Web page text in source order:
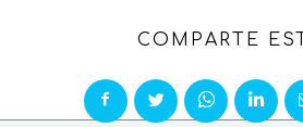
COMPARTE